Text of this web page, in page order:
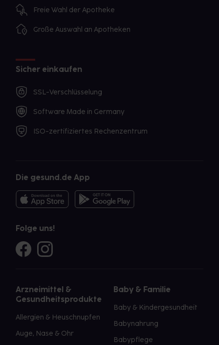
Freie Wahl der Apotheke
Große Auswahl an Apotheken
Sicher einkaufen
SSL-Verschlüsselung
Software Made in Germany
ISO-zertifiziertes Rechenzentrum
Die gesund.de App
Folge uns!
Arzneimittel &
Gesundheitsprodukte
Allergien & Heuschnupfen
Auge, Nase & Ohr
Baby & Familie
Baby & Kindergesundheit
Babynahrung
Babypflege